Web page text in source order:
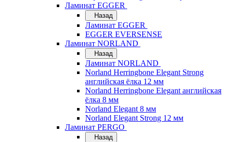
Ламинат EGGER
Назад
Ламинат EGGER
EGGER EVERSENSE
Ламинат NORLAND
Назад
Ламинат NORLAND
Norland Herringbone Elegant Strong
английская ёлка 12 мм
Norland Herringbone Elegant английская
ёлка 8 мм
Norland Elegant 8 мм
Norland Elegant Strong 12 мм
Ламинат PERGO
Назад